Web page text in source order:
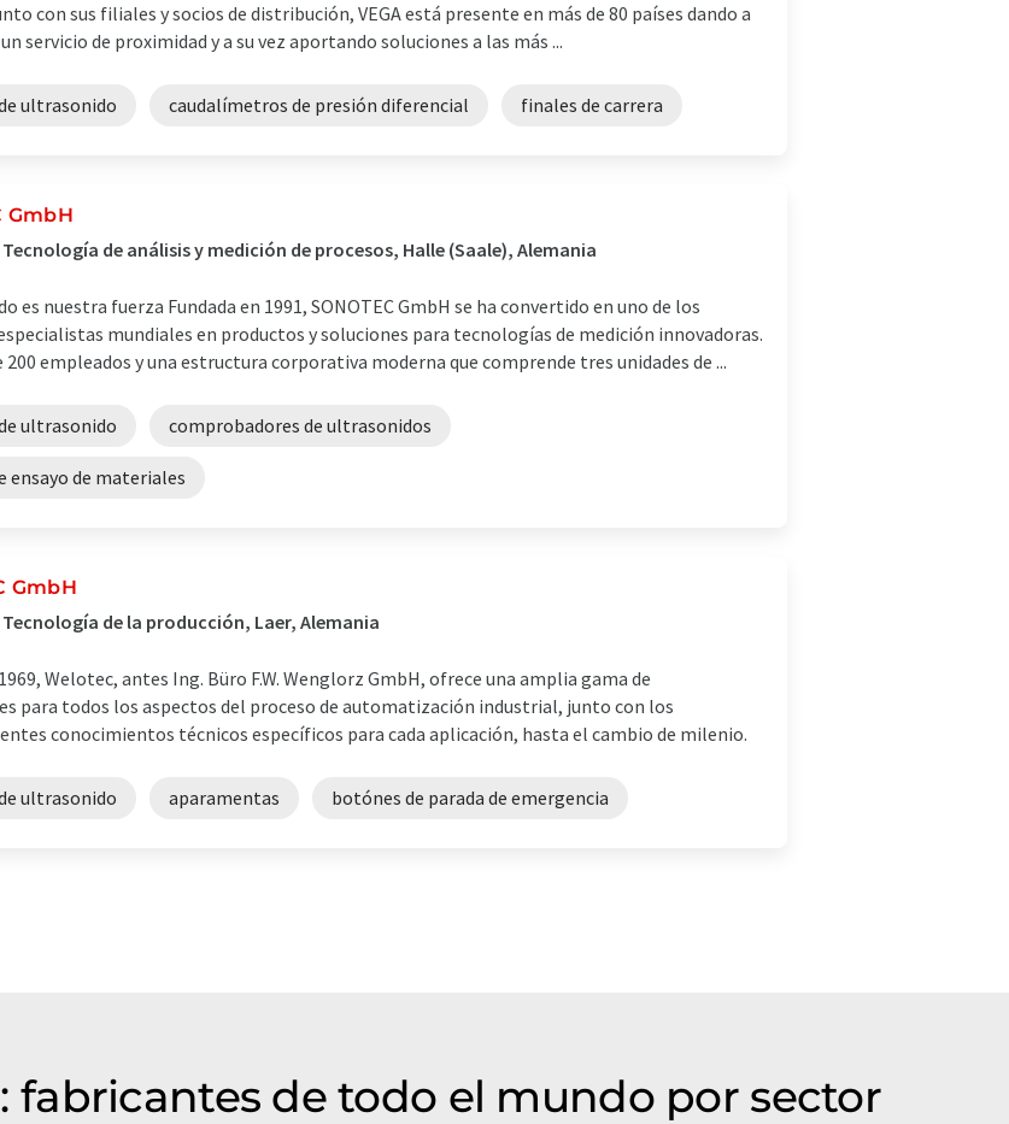
con sus filiales y socios de distribución, VEGA está presente en más de 80 países dando a
servicio de proximidad y a su vez aportando soluciones a las más ...
ultrasonido caudalímetros de presión diferencial finales de carrera
GmbH
de análisis y medición de procesos, Halle (Saale), Alemania
es nuestra fuerza Fundada en 1991, SONOTEC GmbH se ha convertido en uno de los
mundiales en productos y soluciones para tecnologías de medición innovadoras.
200 empleados y una estructura corporativa moderna que comprende tres unidades de ...
ultrasonido comprobadores de ultrasonidos
ensayo de materiales
GmbH
de la producción, Laer, Alemania
Welotec, antes Ing. Büro F.W. Wenglorz GmbH, ofrece una amplia gama de
para todos los aspectos del proceso de automatización industrial, junto con los
conocimientos técnicos específicos para cada aplicación, hasta el cambio de milenio.
ultrasonido aparamentas botónes de parada de emergencia
fabricantes de todo el mundo por sector